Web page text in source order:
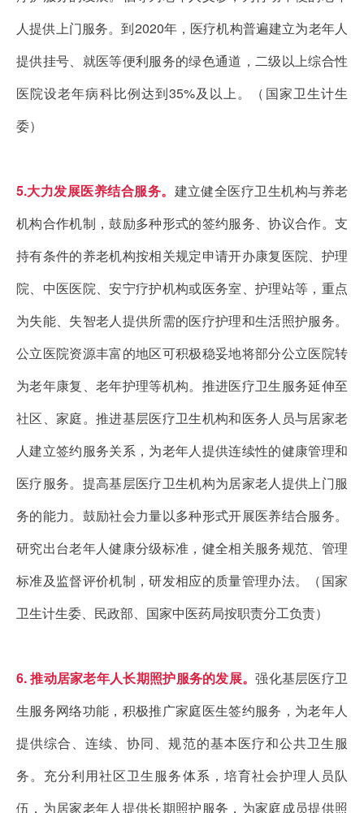
人提供上门服务。到2020年，医疗机构普遍建立为老年人
提供挂号、就医等便利服务的绿色通道，二级以上综合性
医院设老年病科比例达到35%及以上。（国家卫生计生
委）
5.大力发展医养结合服务。 建立健全医疗卫生机构与养老
机构合作机制，鼓励多种形式的签约服务、协议合作。支
持有条件的养老机构按相关规定申请开办康复医院、护理
院、中医医院、安宁疗护机构或医务室、护理站等，重点
为失能、失智老人提供所需的医疗护理和生活照护服务。
公立医院资源丰富的地区可积极稳妥地将部分公立医院转
为老年康复、老年护理等机构。推进医疗卫生服务延伸至
社区、家庭。推进基层医疗卫生机构和医务人员与居家老
人建立签约服务关系，为老年人提供连续性的健康管理和
医疗服务。提高基层医疗卫生机构为居家老人提供上门服
务的能力。鼓励社会力量以多种形式开展医养结合服务。
研究出台老年人健康分级标准，健全相关服务规范、管理
标准及监督评价机制，研发相应的质量管理办法。（国家
卫生计生委、民政部、国家中医药局按职责分工负责）
6. 推动居家老年人长期照护服务的发展。强化基层医疗卫
生服务网络功能，积极推广家庭医生签约服务，为老年人
提供综合、连续、协同、规范的基本医疗和公共卫生服
务。充分利用社区卫生服务体系，培育社会护理人员队
伍，为居家老年人提供长期照护服务，为家庭成员提供照